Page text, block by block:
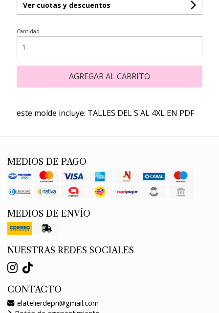
Ver cuotas y descuentos
Cantidad
AGREGAR AL CARRITO
este molde incluye: TALLES DEL S AL 4XL EN PDF
MEDIOS DE PAGO
MEDIOS DE ENVÍO
NUESTRAS REDES SOCIALES
CONTACTO
elatelierdepri@gmail.com